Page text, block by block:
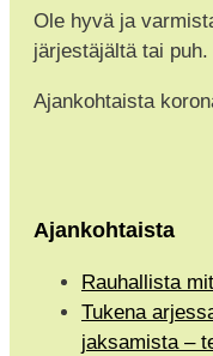
Ole hyvä ja
järjestäjältä tai puh.
Ajankohtaista
Ajankohtaista
Rauhallista
Tukena
jaksamista –